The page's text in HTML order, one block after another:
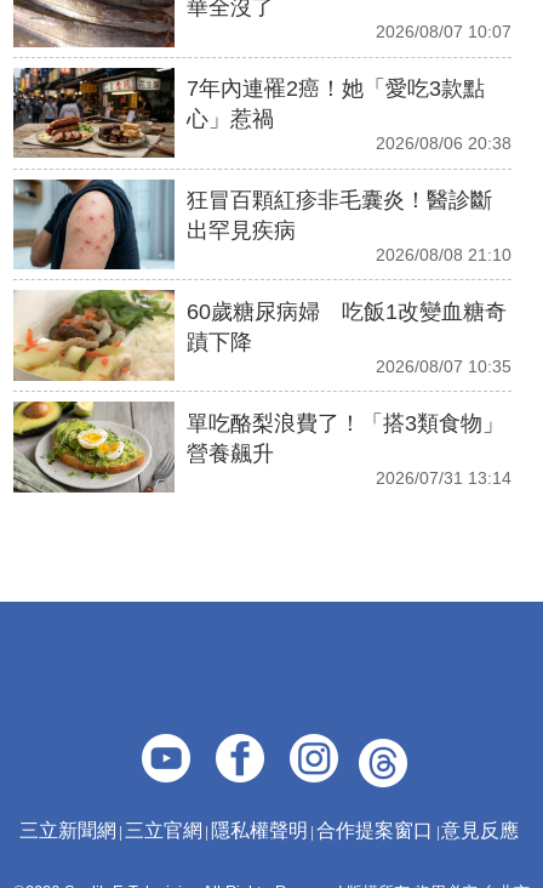
華全沒了
2026/08/07 10:07
7年內連罹2癌！她「愛吃3款點
心」惹禍
2026/08/06 20:38
狂冒百顆紅疹非毛囊炎！醫診斷
出罕見疾病
2026/08/08 21:10
60歲糖尿病婦 吃飯1改變血糖奇
蹟下降
2026/08/07 10:35
單吃酪梨浪費了！「搭3類食物」
營養飆升
2026/07/31 13:14
三立新聞網 三立官網 隱私權聲明 合作提案窗口 意見反應